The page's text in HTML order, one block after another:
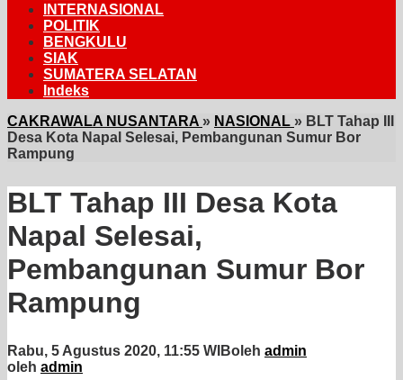
INTERNASIONAL
POLITIK
BENGKULU
SIAK
SUMATERA SELATAN
Indeks
CAKRAWALA NUSANTARA » NASIONAL » BLT Tahap III
Desa Kota Napal Selesai, Pembangunan Sumur Bor
Rampung
BLT Tahap III Desa Kota
Napal Selesai,
Pembangunan Sumur Bor
Rampung
Rabu, 5 Agustus 2020, 11:55 WIBoleh admin
oleh admin